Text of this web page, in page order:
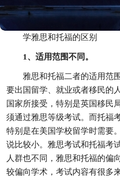
学雅思和托福的区别
1、适用范围不同。
雅思和托福二者的适用范
要出国留学、就业或者移民的
国家所接受，特别是英国移民
须通过雅思等级考试。而托福
特别是在美国学校留学时需要
说比较小。雅思考试和托福考
人群也不同，雅思和托福的偏
较偏向学术，考试内容有很多